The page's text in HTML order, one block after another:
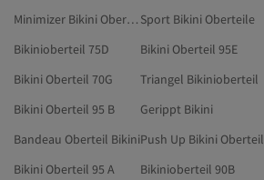
Minimizer Bikini Oberteil Sport Bikini Oberteile
Bikinioberteil 75D
Bikini Oberteil 95E
Bikini Oberteil 70G
Triangel Bikinioberteil
Bikini Oberteil 95 B
Gerippt Bikini
Bandeau Oberteil BikiniPush Up Bikini Oberteil
Bikini Oberteil 95 A
Bikinioberteil 90B